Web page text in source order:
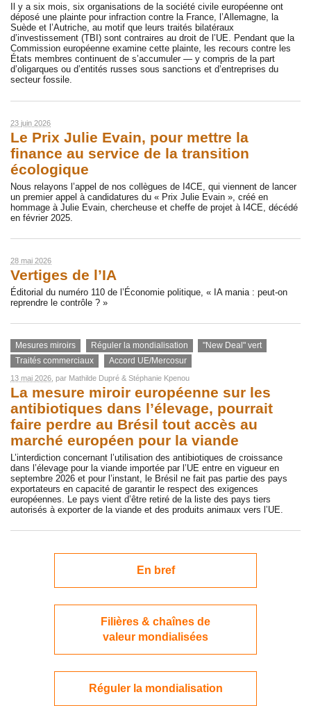
Il y a six mois, six organisations de la société civile européenne ont
déposé une plainte pour infraction contre la France, l’Allemagne, la
Suède et l’Autriche, au motif que leurs traités bilatéraux
d’investissement (TBI) sont contraires au droit de l’UE. Pendant que la
Commission européenne examine cette plainte, les recours contre les
États membres continuent de s’accumuler — y compris de la part
d’oligarques ou d’entités russes sous sanctions et d’entreprises du
secteur fossile.
23 juin 2026
Le Prix Julie Evain, pour mettre la
finance au service de la transition
écologique
Nous relayons l’appel de nos collègues de I4CE, qui viennent de lancer
un premier appel à candidatures du « Prix Julie Evain », créé en
hommage à Julie Evain, chercheuse et cheffe de projet à I4CE, décédé
en février 2025.
28 mai 2026
Vertiges de l’IA
Éditorial du numéro 110 de l’Économie politique, « IA mania : peut-on
reprendre le contrôle ? »
Mesures miroirs Réguler la mondialisation
"New Deal" vert
Traités commerciaux
Accord UE/Mercosur
13 mai 2026, par Mathilde Dupré & Stéphanie Kpenou
La mesure miroir européenne sur les
antibiotiques dans l’élevage, pourrait
faire perdre au Brésil tout accès au
marché européen pour la viande
L’interdiction concernant l’utilisation des antibiotiques de croissance
dans l’élevage pour la viande importée par l’UE entre en vigueur en
septembre 2026 et pour l’instant, le Brésil ne fait pas partie des pays
exportateurs en capacité de garantir le respect des exigences
européennes. Le pays vient d’être retiré de la liste des pays tiers
autorisés à exporter de la viande et des produits animaux vers l’UE.
En bref
Filières & chaînes de
valeur mondialisées
Réguler la mondialisation